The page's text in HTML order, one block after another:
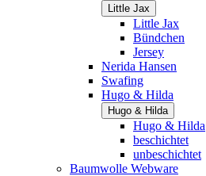
Little Jax
Little Jax
Bündchen
Jersey
Nerida Hansen
Swafing
Hugo & Hilda
Hugo & Hilda
Hugo & Hilda
beschichtet
unbeschichtet
Baumwolle Webware